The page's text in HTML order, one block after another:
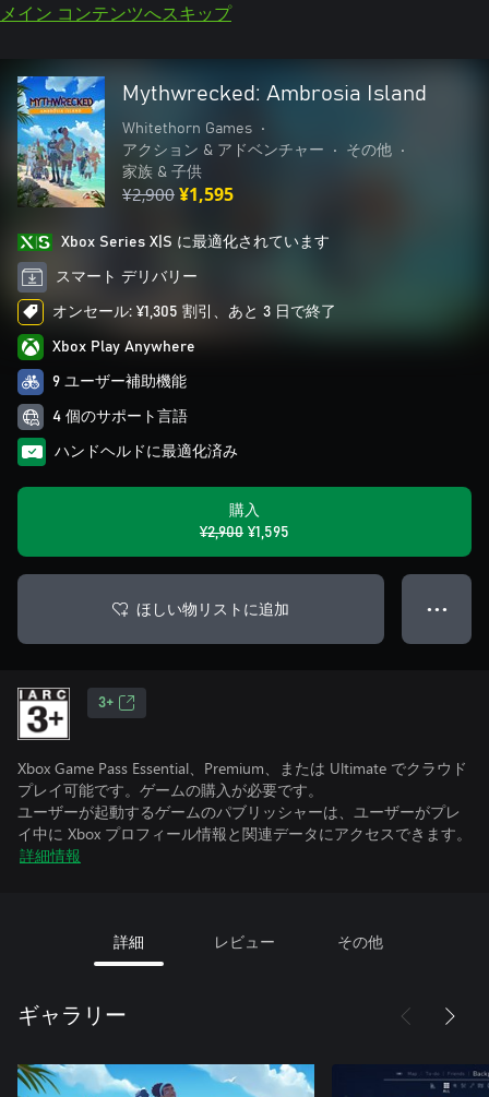
メイン コンテンツへスキップ
Mythwrecked: Ambrosia Island
Whitethorn Games
•
アクション & アドベンチャー
• その他
•
家族 & 子供
¥2,900¥1,595
Xbox Series X|S に最適化されています
スマート デリバリー
オンセール: ¥1,305 割引、あと 3 日で終了
Xbox Play Anywhere
9 ユーザー補助機能
4 個のサポート言語
ハンドヘルドに最適化済み
購入
¥2,900 ¥1,595
ほしい物リストに追加 ● ● ●
3+
Xbox Game Pass Essential、Premium、または Ultimate でクラウド
プレイ可能です。ゲームの購入が必要です。
ユーザーが起動するゲームのパブリッシャーは、ユーザーがプレ
イ中に Xbox プロフィール情報と関連データにアクセスできます。
詳細情報
詳細 レビュー その他
ギャラリー